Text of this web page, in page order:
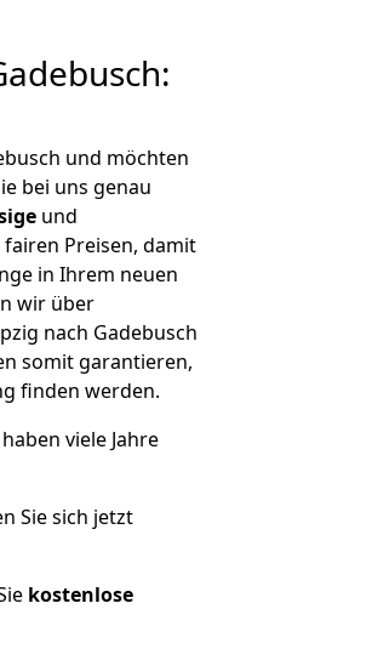
und möchten
bei uns genau
und
fairen Preisen, damit
in Ihrem neuen
wir über
nach Gadebusch
somit garantieren,
finden werden.
viele Jahre
Sie sich jetzt
kostenlose